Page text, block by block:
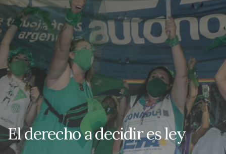
El derecho a decidir es ley